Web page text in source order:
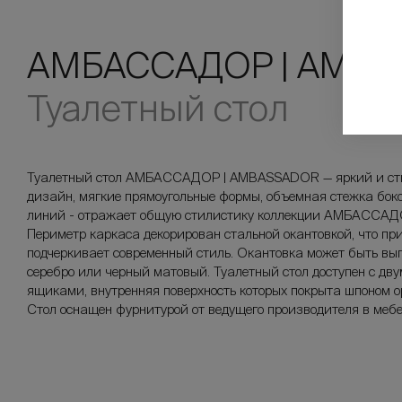
АМБАССАДОР |
Туалетный стол
Туалетный стол АМБАССАДОР | AMBASSADOR — яркий и
дизайн, мягкие прямоугольные формы, объемная стежка
линий - отражает общую стилистику коллекции
Периметр каркаса декорирован стальной окантовкой, что
подчеркивает современный стиль. Окантовка может быть
серебро или черный матовый. Туалетный стол доступен с
ящиками, внутренняя поверхность которых покрыта шпоном
Стол оснащен фурнитурой от ведущего производителя в